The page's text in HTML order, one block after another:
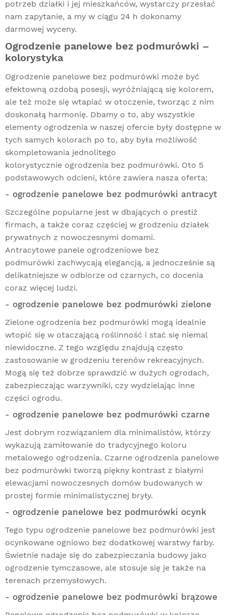
potrzeb działki i jej mieszkańców, wystarczy przesłać
nam zapytanie, a my w ciągu 24 h dokonamy
darmowej wyceny.
Ogrodzenie panelowe bez podmurówki –
kolorystyka
Ogrodzenie panelowe bez podmurówki może być
efektowną ozdobą posesji, wyróżniającą się kolorem,
ale też może się wtapiać w otoczenie, tworząc z nim
doskonałą harmonię. Dbamy o to, aby wszystkie
elementy ogrodzenia w naszej ofercie były dostępne w
tych samych kolorach po to, aby była możliwość
skompletowania jednolitego
kolorystycznie ogrodzenia bez podmurówki. Oto 5
podstawowych odcieni, które zawiera nasza oferta:
- ogrodzenie panelowe bez podmurówki antracyt
Szczególne popularne jest w dbających o prestiż
firmach, a także coraz częściej w grodzeniu działek
prywatnych z nowoczesnymi domami.
Antracytowe panele ogrodzeniowe bez
podmurówki zachwycają elegancją, a jednocześnie są
delikatniejsze w odbiorze od czarnych, co docenia
coraz więcej ludzi.
- ogrodzenie panelowe bez podmurówki zielone
Zielone ogrodzenia bez podmurówki mogą idealnie
wtopić się w otaczającą roślinność i stać się niemal
niewidoczne. Z tego względu znajdują często
zastosowanie w grodzeniu terenów rekreacyjnych.
Mogą się też dobrze sprawdzić w dużych ogrodach,
zabezpieczając warzywniki, czy wydzielając inne
części ogrodu.
- ogrodzenie panelowe bez podmurówki czarne
Jest dobrym rozwiązaniem dla minimalistów, którzy
wykazują zamiłowanie do tradycyjnego koloru
metalowego ogrodzenia. Czarne ogrodzenia panelowe
bez podmurówki tworzą piękny kontrast z białymi
elewacjami nowoczesnych domów budowanych w
prostej formie minimalistycznej bryły.
- ogrodzenie panelowe bez podmurówki ocynk
Tego typu ogrodzenie panelowe bez podmurówki jest
ocynkowane ogniowo bez dodatkowej warstwy farby.
Świetnie nadaje się do zabezpieczania budowy jako
ogrodzenie tymczasowe, ale stosuje się je także na
terenach przemysłowych.
- ogrodzenie panelowe bez podmurówki brązowe